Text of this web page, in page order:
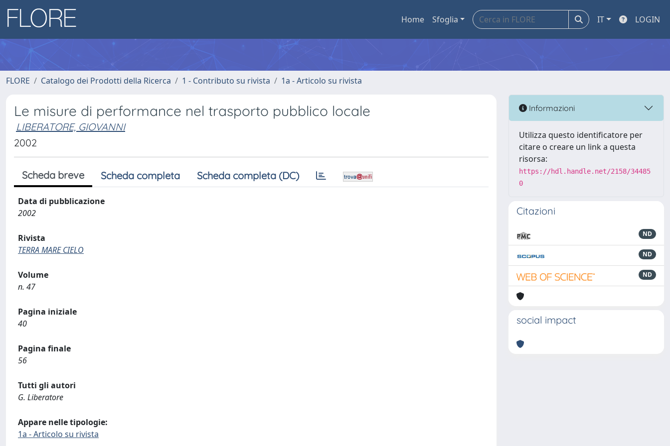
Home Sfoglia IT LOGIN
FLORE Catalogo dei Prodotti della Ricerca 1 - Contributo su rivista 1a - Articolo su rivista
Le misure di performance nel trasporto pubblico locale
LIBERATORE, GIOVANNI
2002
Scheda breve Scheda completa Scheda completa (DC)
Data di pubblicazione
2002
Rivista
TERRA MARE CIELO
Volume
n. 47
Pagina iniziale
40
Pagina finale
56
Tutti gli autori
G. Liberatore
Appare nelle tipologie:
1a - Articolo su rivista
Informazioni
Utilizza questo identificatore per
citare o creare un link a questa
risorsa:
https://hdl.handle.net/2158/34485
0
Citazioni
ND
ND
ND
social impact